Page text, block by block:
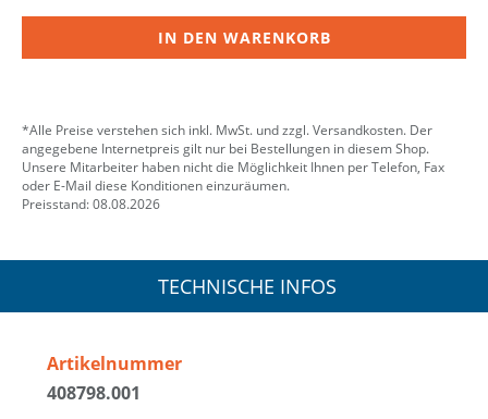
IN DEN WARENKORB
*Alle Preise verstehen sich inkl. MwSt. und zzgl. Versandkosten. Der
angegebene Internetpreis gilt nur bei Bestellungen in diesem Shop.
Unsere Mitarbeiter haben nicht die Möglichkeit Ihnen per Telefon, Fax
oder E-Mail diese Konditionen einzuräumen.
Preisstand: 08.08.2026
TECHNISCHE INFOS
Artikelnummer
408798.001